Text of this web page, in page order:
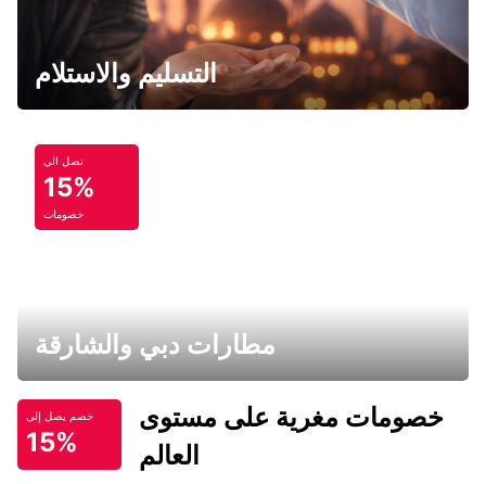
التسليم والاستلام
تصل الى
15%
خصومات
مطارات دبي والشارقة
خصم يصل إلى
15%
خصومات مغرية على مستوى
العالم